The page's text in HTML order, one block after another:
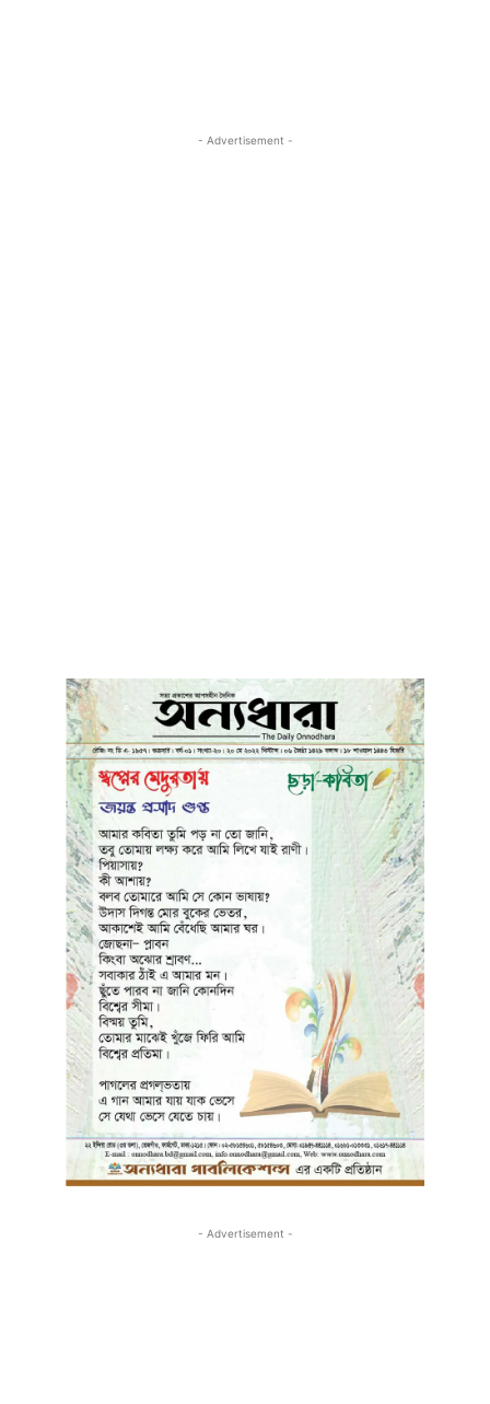
- Advertisement -
- Advertisement -